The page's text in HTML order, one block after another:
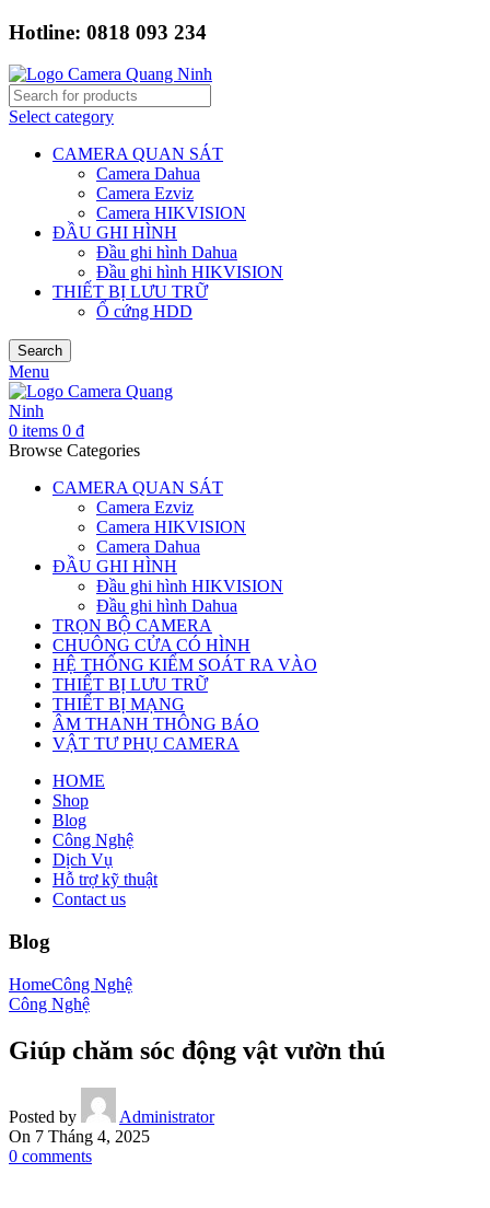
Hotline: 0818 093 234
Select category
CAMERA QUAN SÁT
Camera Dahua
Camera Ezviz
Camera HIKVISION
ĐẦU GHI HÌNH
Đầu ghi hình Dahua
Đầu ghi hình HIKVISION
THIẾT BỊ LƯU TRỮ
Ổ cứng HDD
Search
Menu
0 items 0 ₫
Browse Categories
CAMERA QUAN SÁT
Camera Ezviz
Camera HIKVISION
Camera Dahua
ĐẦU GHI HÌNH
Đầu ghi hình HIKVISION
Đầu ghi hình Dahua
TRỌN BỘ CAMERA
CHUÔNG CỬA CÓ HÌNH
HỆ THỐNG KIỂM SOÁT RA VÀO
THIẾT BỊ LƯU TRỮ
THIẾT BỊ MẠNG
ÂM THANH THÔNG BÁO
VẬT TƯ PHỤ CAMERA
HOME
Shop
Blog
Công Nghệ
Dịch Vụ
Hỗ trợ kỹ thuật
Contact us
Blog
HomeCông Nghệ
Công Nghệ
Giúp chăm sóc động vật vườn thú
Posted by
Administrator
On 7 Tháng 4, 2025
0 comments